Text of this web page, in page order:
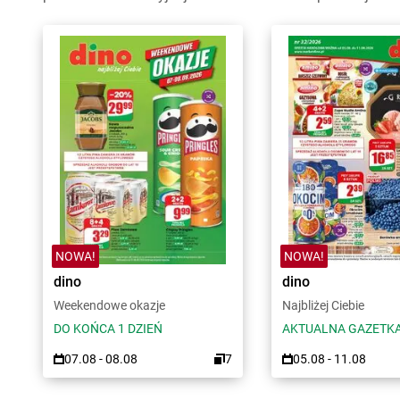
NOWA!
dino
Weekendowe okazje
DO KOŃCA 1 DZIEŃ
07.08 - 08.08 7
NOWA!
dino
Najbliżej Ciebie
AKTUALNA
05.08 - 11.08